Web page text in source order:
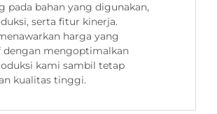
pada bahan yang digunakan,
serta fitur kinerja.
harga yang
mengoptimalkan
kami sambil tetap
kualitas tinggi.